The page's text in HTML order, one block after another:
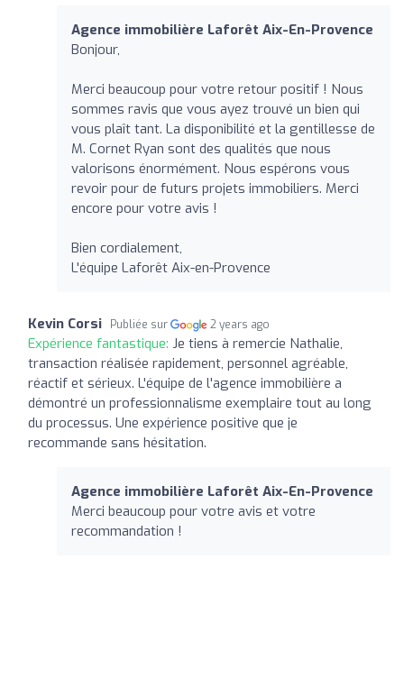
Agence immobilière Laforêt Aix-En-Provence
Bonjour,
Merci beaucoup pour votre retour positif ! Nous
sommes ravis que vous ayez trouvé un bien qui
vous plaît tant. La disponibilité et la gentillesse de
M. Cornet Ryan sont des qualités que nous
valorisons énormément. Nous espérons vous
revoir pour de futurs projets immobiliers. Merci
encore pour votre avis !
Bien cordialement,
L'équipe Laforêt Aix-en-Provence
Kevin Corsi Publiée sur 2 years ago
Expérience fantastique: Je tiens à remercie Nathalie,
transaction réalisée rapidement, personnel agréable,
réactif et sérieux. L'équipe de l'agence immobilière a
démontré un professionnalisme exemplaire tout au long
du processus. Une expérience positive que je
recommande sans hésitation.
Agence immobilière Laforêt Aix-En-Provence
Merci beaucoup pour votre avis et votre
recommandation !